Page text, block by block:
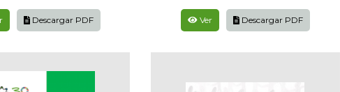
Descargar PDF Ver Descargar PDF